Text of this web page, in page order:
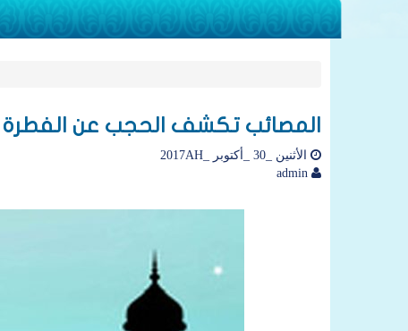
المصائب تكشف الحجب عن الفطرة
الأثنين _30 _أكتوبر _2017AH